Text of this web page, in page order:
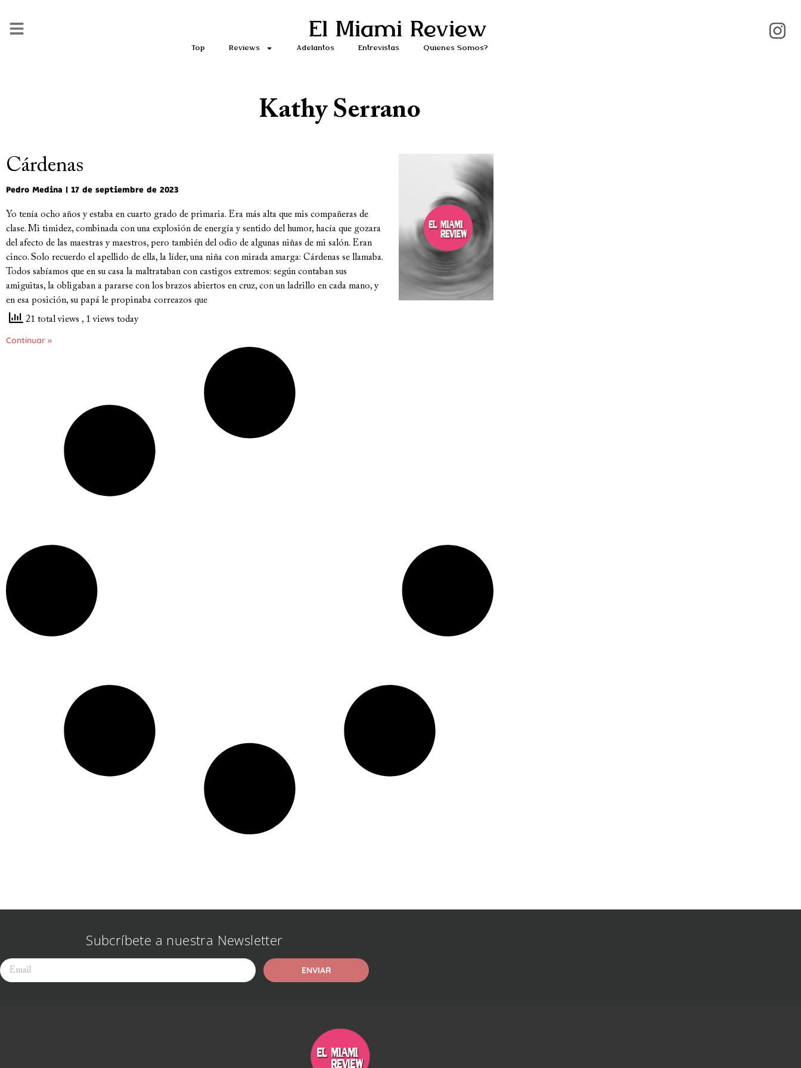
El Miami Review
Top Reviews Adelantos Entrevistas Quiénes Somos?
Kathy Serrano
Cárdenas
Pedro Medina 17 de septiembre de 2023
Yo tenía ocho años y estaba en cuarto grado de primaria. Era más alta que mis compañeras de
clase. Mi timidez, combinada con una explosión de energía y sentido del humor, hacía que gozara
del afecto de las maestras y maestros, pero también del odio de algunas niñas de mi salón. Eran
cinco. Solo recuerdo el apellido de ella, la líder, una niña con mirada amarga: Cárdenas se llamaba.
Todos sabíamos que en su casa la maltrataban con castigos extremos: según contaban sus
amiguitas, la obligaban a pararse con los brazos abiertos en cruz, con un ladrillo en cada mano, y
en esa posición, su papá le propinaba correazos que
21 total views , 1 views today
Continuar »
Subcríbete a nuestra Newsletter
ENVIAR